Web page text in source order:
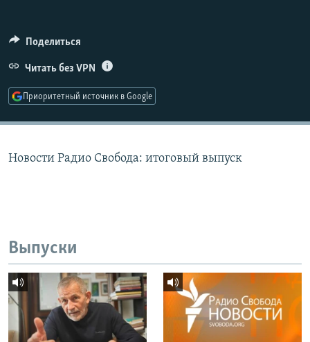
ПОДПИШИТЕСЬ НА РАССЫЛКУ
СОЦИАЛЬНЫЕ СЕТИ
Поделиться
Читать без VPN
Приоритетный источник в Google
Новости Радио Свобода: итоговый выпуск
Выпуски